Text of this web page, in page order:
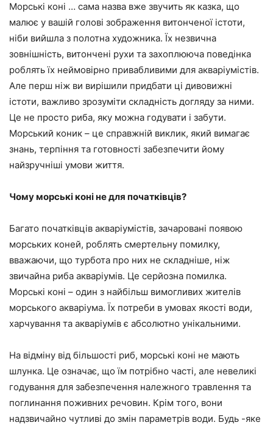
Морські коні … сама назва вже звучить як казка, що
малює у вашій голові зображення витонченої істоти,
ніби вийшла з полотна художника. Їх незвична
зовнішність, витончені рухи та захоплююча поведінка
роблять їх неймовірно привабливими для акваріумістів.
Але перш ніж ви вирішили придбати ці дивовижні
істоти, важливо зрозуміти складність догляду за ними.
Це не просто риба, яку можна годувати і забути.
Морський коник – це справжній виклик, який вимагає
знань, терпіння та готовності забезпечити йому
найзручніші умови життя.
Чому морські коні не для початківців?
Багато початківців акваріумістів, зачаровані появою
морських коней, роблять смертельну помилку,
вважаючи, що турбота про них не складніше, ніж
звичайна риба акваріумів. Це серйозна помилка.
Морські коні – один з найбільш вимогливих жителів
морського акваріума. Їх потреби в умовах якості води,
харчування та акваріумів є абсолютно унікальними.
На відміну від більшості риб, морські коні не мають
шлунка. Це означає, що їм потрібно часті, але невеликі
годування для забезпечення належного травлення та
поглинання поживних речовин. Крім того, вони
надзвичайно чутливі до змін параметрів води. Будь -яке